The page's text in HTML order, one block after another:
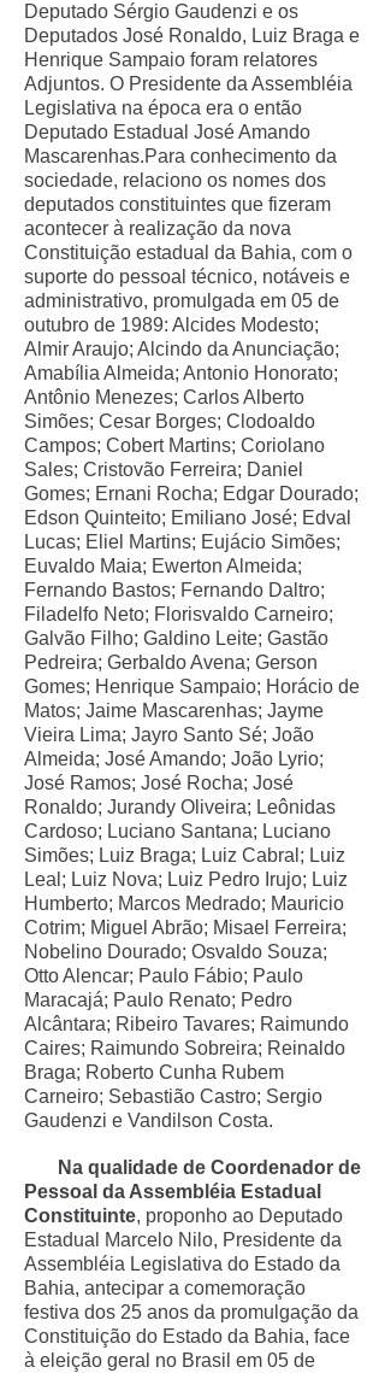
Deputado Sérgio Gaudenzi e os
Deputados José Ronaldo, Luiz Braga e
Henrique Sampaio foram relatores
Adjuntos. O Presidente da Assembléia
Legislativa na época era o então
Deputado Estadual José Amando
Mascarenhas.Para conhecimento da
sociedade, relaciono os nomes dos
deputados constituintes que fizeram
acontecer à realização da nova
Constituição estadual da Bahia, com o
suporte do pessoal técnico, notáveis e
administrativo, promulgada em 05 de
outubro de 1989: Alcides Modesto;
Almir Araujo; Alcindo da Anunciação;
Amabília Almeida; Antonio Honorato;
Antônio Menezes; Carlos Alberto
Simões; Cesar Borges; Clodoaldo
Campos; Cobert Martins; Coriolano
Sales; Cristovão Ferreira; Daniel
Gomes; Ernani Rocha; Edgar Dourado;
Edson Quinteito; Emiliano José; Edval
Lucas; Eliel Martins; Eujácio Simões;
Euvaldo Maia; Ewerton Almeida;
Fernando Bastos; Fernando Daltro;
Filadelfo Neto; Florisvaldo Carneiro;
Galvão Filho; Galdino Leite; Gastão
Pedreira; Gerbaldo Avena; Gerson
Gomes; Henrique Sampaio; Horácio de
Matos; Jaime Mascarenhas; Jayme
Vieira Lima; Jayro Santo Sé; João
Almeida; José Amando; João Lyrio;
José Ramos; José Rocha; José
Ronaldo; Jurandy Oliveira; Leônidas
Cardoso; Luciano Santana; Luciano
Simões; Luiz Braga; Luiz Cabral; Luiz
Leal; Luiz Nova; Luiz Pedro Irujo; Luiz
Humberto; Marcos Medrado; Mauricio
Cotrim; Miguel Abrão; Misael Ferreira;
Nobelino Dourado; Osvaldo Souza;
Otto Alencar; Paulo Fábio; Paulo
Maracajá; Paulo Renato; Pedro
Alcântara; Ribeiro Tavares; Raimundo
Caires; Raimundo Sobreira; Reinaldo
Braga; Roberto Cunha Rubem
Carneiro; Sebastião Castro; Sergio
Gaudenzi e Vandilson Costa.
Na qualidade de Coordenador de
Pessoal da Assembléia Estadual
Constituinte, proponho ao Deputado
Estadual Marcelo Nilo, Presidente da
Assembléia Legislativa do Estado da
Bahia, antecipar a comemoração
festiva dos 25 anos da promulgação da
Constituição do Estado da Bahia, face
à eleição geral no Brasil em 05 de